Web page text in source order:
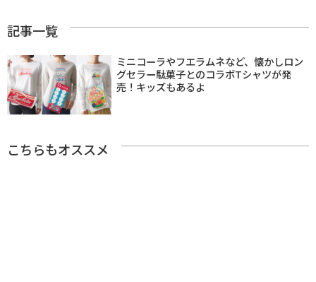
記事一覧
ミニコーラやフエラムネなど、懐かしロン
グセラー駄菓子とのコラボTシャツが発
売！キッズもあるよ
こちらもオススメ